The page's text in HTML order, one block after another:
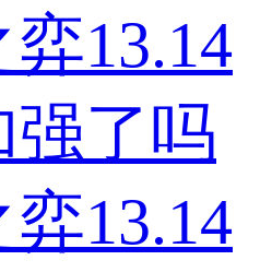
13.14
强了吗
13.14